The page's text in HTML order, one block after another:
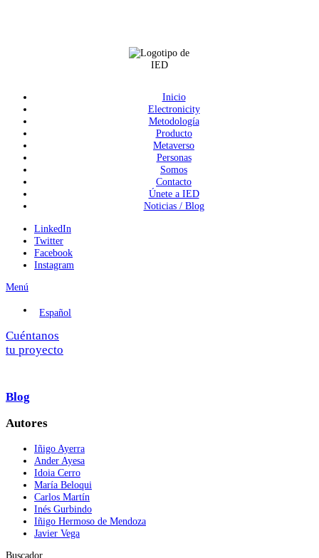
Inicio
Electronicity
Metodología
Producto
Metaverso
Personas
Somos
Contacto
Únete a IED
Noticias / Blog
LinkedIn
Twitter
Facebook
Instagram
Menú
Español
Cuéntanos
tu proyecto
Blog
Autores
Iñigo Ayerra
Ander Ayesa
Idoia Cerro
María Beloqui
Carlos Martín
Inés Gurbindo
Iñigo Hermoso de Mendoza
Javier Vega
Buscador